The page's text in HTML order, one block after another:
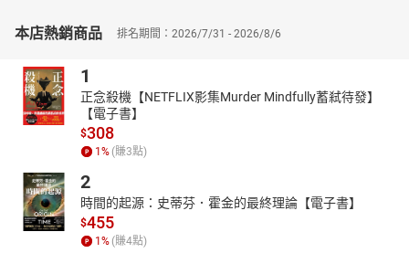
居於主導地位的人文根性之一，也許會使人感到有些突然。一般看
文屬性嗎？憑什麼可以稱其是中國文化的原始人文根性，難道中華
五千年偉大而燦爛的文化與文明，本在於「巫」？
▎神（鬼）與靈的神祕世界
中國巫文化有兩個基本的人文範疇，便是神（鬼）和靈，其中的所
謂神，實際上往往指鬼或者是鬼、神的合一，它和靈、巫與巫性範
疇一起，呈現了中國原始文化的底蘊和靈魂。
▎「巫史文化」的「中國」
人類原始文化，一般都要經歷盛行原始巫術、神話與圖騰的漫長歷
史時期，這一原始文化的溫床，是爾後民族與時代文化的孵化器，
本店熱銷商品 排名期間：2026/7/31 - 2026/8/6
1
正念殺機【NETFLIX影集Murder Mindfully蓄弒待發】
【電子書】
$308
1 % (賺3點)
2
時間的起源：史蒂芬．霍金的最終理論【電子書】
$455
1 % (賺4點)